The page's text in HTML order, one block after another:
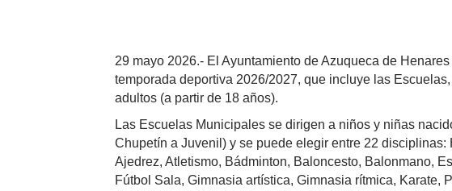
29 mayo 2026.- El Ayuntamiento de Azuqueca de
temporada deportiva 2026/2027, que incluye las
adultos (a partir de 18 años).
Las Escuelas Municipales se dirigen a niños y niñas
Chupetín a Juvenil) y se puede elegir entre 22
Ajedrez, Atletismo, Bádminton, Baloncesto, Balonmano,
Fútbol Sala, Gimnasia artística, Gimnasia rítmica, Karate,